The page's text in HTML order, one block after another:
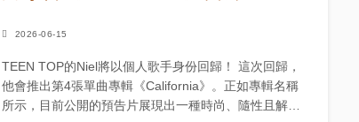
2026-06-15
TEEN TOP的Niel將以個人歌手身份回歸！ 這次回歸，
他會推出第4張單曲專輯《California》。正如專輯名稱
所示，目前公開的預告片展現出一種時尚、隨性且解放